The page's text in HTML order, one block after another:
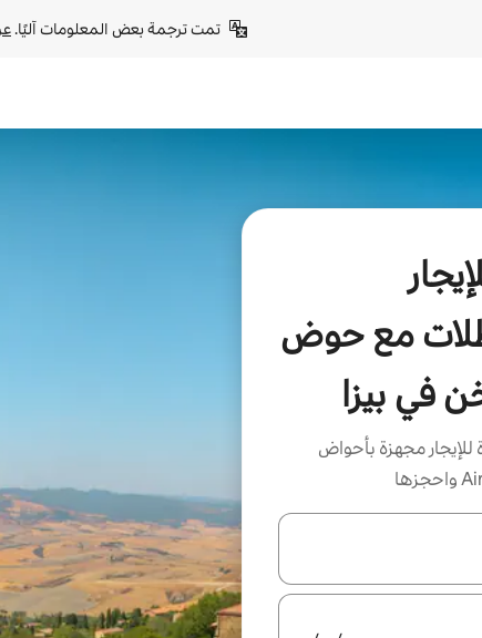
تمت ترجمة بعض المعلومات آليًا.
مع حوض
في بيزا
للإيجار مجهزة بأحواض
السهمين لأعلى ولأسفل أو استكشف عن طريق اللمس أو السحب.